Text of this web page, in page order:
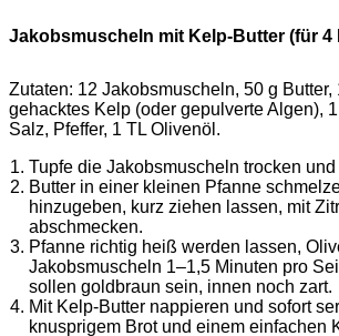
Jakobsmuscheln mit Kelp-Butter (für 4
Zutaten: 12 Jakobsmuscheln, 50 g Butter,
gehacktes Kelp (oder gepulverte Algen),
Salz, Pfeffer, 1 TL Olivenöl.
Tupfe die Jakobsmuscheln trocken
Butter in einer kleinen Pfanne
hinzugeben, kurz ziehen lassen, mit
abschmecken.
Pfanne richtig heiß werden lassen,
Jakobsmuscheln 1–1,5 Minuten pro
sollen goldbraun sein, innen noch zart.
Mit Kelp-Butter nappieren und sofort
knusprigem Brot und einem einfachen